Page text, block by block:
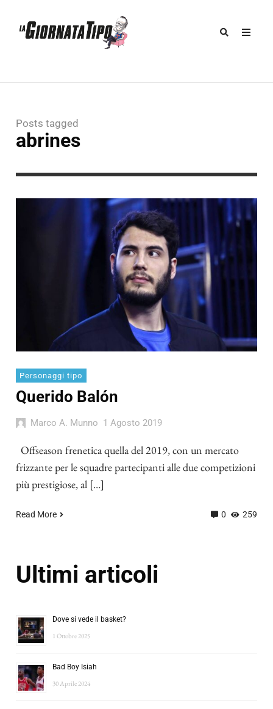
Posts tagged
abrines
Personaggi tipo
Querido Balón
Marco A. Munno 1 Agosto 2019
Offseason frenetica quella del 2019, con un mercato
frizzante per le squadre partecipanti alle due competizioni
più prestigiose, al […]
Read More 0 259
Ultimi articoli
Dove si vede il basket?
1 Ottobre 2025
Bad Boy Isiah
30 Aprile 2024